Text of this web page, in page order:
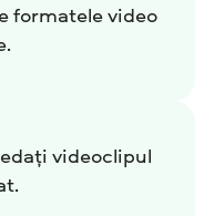
formatele video
videoclipul